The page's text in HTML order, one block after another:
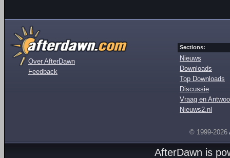
Over AfterDawn
Feedback
Sections:
Nieuws
Downloads
Top Downloads
Discussie
Vraag en
Nieuws2.nl
© 1999-2026
AfterDawn is